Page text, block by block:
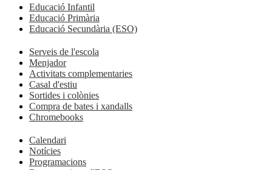
Educació Infantil
Educació Primària
Educació Secundària (ESO)
Serveis de l'escola
Menjador
Activitats complementaries
Casal d'estiu
Sortides i colònies
Compra de bates i xandalls
Chromebooks
Calendari
Notícies
Programacions